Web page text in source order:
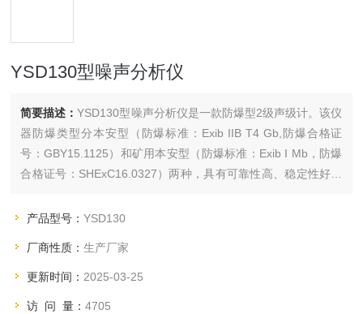
YSD130型噪声分析仪
简要描述：YSD130型噪声分析仪是一款防爆型2级声级计。该仪
器防爆类型分本安型（防爆标准：Exib IIB T4 Gb,防爆合格证
号：GBY15.1125）和矿用本安型（防爆标准：Exib I Mb，防爆
合格证号：SHExC16.0327）两种，具有可靠性高、稳定性好、
工、油库、钢铁、焦化、煤矿等防爆场所。
产品型号：YSD130
厂商性质：生产厂家
更新时间： 2025-03-25
访 问 量：4705